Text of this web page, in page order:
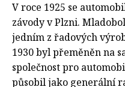
V roce 1925 se
závody v Plzni.
jedním z řadových
1930 byl přeměněn na
společnost pro
působil jako generální